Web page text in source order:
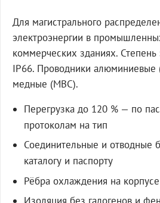
Для магистрального
электроэнергии в
коммерческих зданиях.
IP66. Проводники
медные (МВС).
Перегрузка до 120 % — по
протоколам на тип
Соединительные и отводные
каталогу и паспорту
Рёбра охлаждения на корпусе